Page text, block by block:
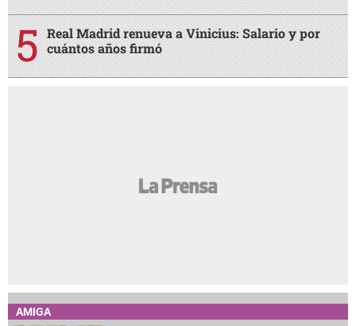
Real Madrid renueva a Vinicius: Salario y por
cuántos años firmó
AMIGA